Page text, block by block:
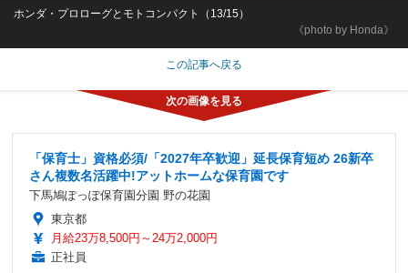
《photo by Honda》
ホンダ・プロローグとモトコンパクト（13/15）
この記事へ戻る
「保育士」資格必須/「2027年卒歓迎」延長保育短め 26新卒
さん複数名活躍中!アットホームな保育園です
下馬鳩ぽっぽ保育園分園 野の花園
東京都
月給23万8,500円～24万2,000円
正社員